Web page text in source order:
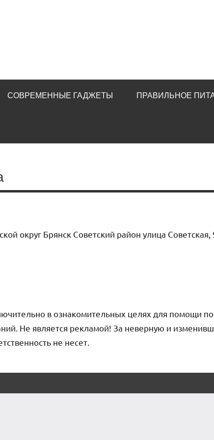
СОВРЕМЕННЫЕ ГАДЖЕТЫ ПРАВИЛЬНОЕ
округ Брянск Советский район улица Советская,
в ознакомительных целях для помощи
Не является рекламой! За неверную и
не несет.